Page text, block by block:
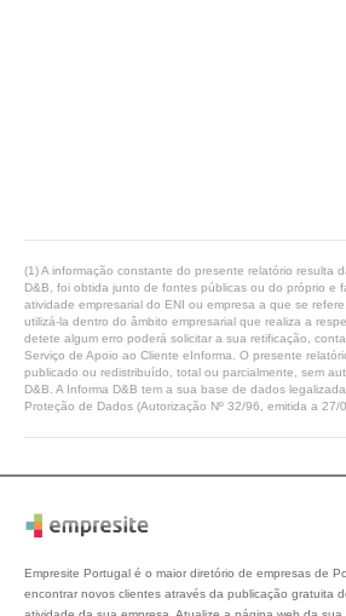
(1) A informação constante do presente relatório resulta
D&B, foi obtida junto de fontes públicas ou do próprio e
atividade empresarial do ENI ou empresa a que se
utilizá-la dentro do âmbito empresarial que realiza a
detete algum erro poderá solicitar a sua retificação,
Serviço de Apoio ao Cliente eInforma. O presente
publicado ou redistribuído, total ou parcialmente, sem
D&B. A Informa D&B tem a sua base de dados
Proteção de Dados (Autorização Nº 32/96, emitida a 27/
Empresite Portugal é o maior diretório de empresas de
encontrar novos clientes através da publicação gratuita